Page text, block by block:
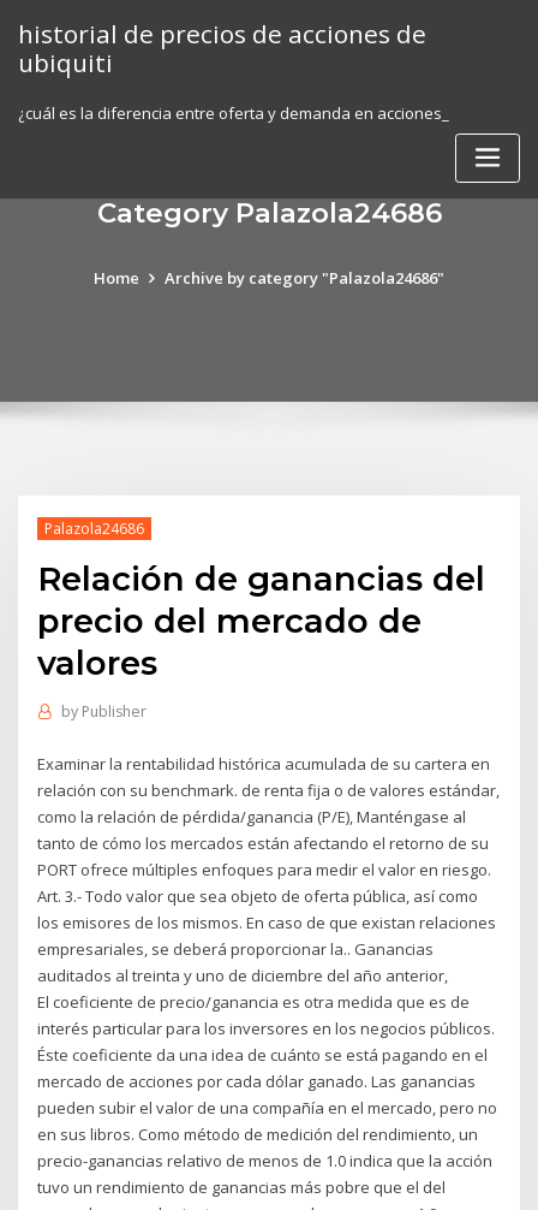
content
historial de precios de acciones de
ubiquiti
¿cuál es la diferencia entre oferta y demanda en acciones_
Category Palazola24686
Home Archive by category "Palazola24686"
Palazola24686
Relación de ganancias del
precio del mercado de
valores
by Publisher
Examinar la rentabilidad histórica acumulada de su cartera en
relación con su benchmark. de renta fija o de valores estándar,
como la relación de pérdida/ganancia (P/E), Manténgase al
tanto de cómo los mercados están afectando el retorno de su
PORT ofrece múltiples enfoques para medir el valor en riesgo.
Art. 3.- Todo valor que sea objeto de oferta pública, así como
los emisores de los mismos. En caso de que existan relaciones
empresariales, se deberá proporcionar la.. Ganancias
auditados al treinta y uno de diciembre del año anterior,
El coeficiente de precio/ganancia es otra medida que es de
interés particular para los inversores en los negocios públicos.
Éste coeficiente da una idea de cuánto se está pagando en el
mercado de acciones por cada dólar ganado. Las ganancias
pueden subir el valor de una compañía en el mercado, pero no
en sus libros. Como método de medición del rendimiento, un
precio-ganancias relativo de menos de 1.0 indica que la acción
tuvo un rendimiento de ganancias más pobre que el del